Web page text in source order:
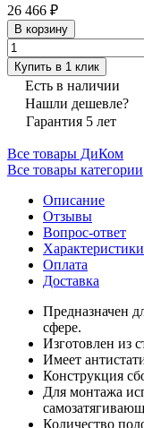
26 466 ₽
В корзину
Купить в 1 клик
Есть в наличии
Нашли дешевле?
Гарантия 5 лет
Все товары ДиКом
Все товары категории
Описание
Отзывы
Вопрос-ответ
Характеристики
Оплата
Доставка
Предназначен
сфере.
Изготовлен из
Имеет
Конструкция
Для монтажа
Количество